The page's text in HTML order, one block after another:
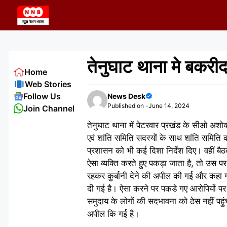
content
तेनुघाट थाना मे
News Desk
Published on -June 14, 2024
तेनुघाट थाना में पेटरवार प्रखंड के सीओ
एवं शांति समिति सदस्यों के साथ शांति
प्रशासन को भी कई दिशा निर्देश दिए। वहीं
ऐसा व्यक्ति करते हुए पकड़ा जाता है, तो उस
रहकर कुर्बानी देने की अपील की गई और कहा
दी गई है। ऐसा करने पर पकडे गए आरोपियों
समुदाय के लोगों की सदभावना को ठेस नहीं
अपील कि गई है।
Home
Web Stories
Follow Us
Join Channel